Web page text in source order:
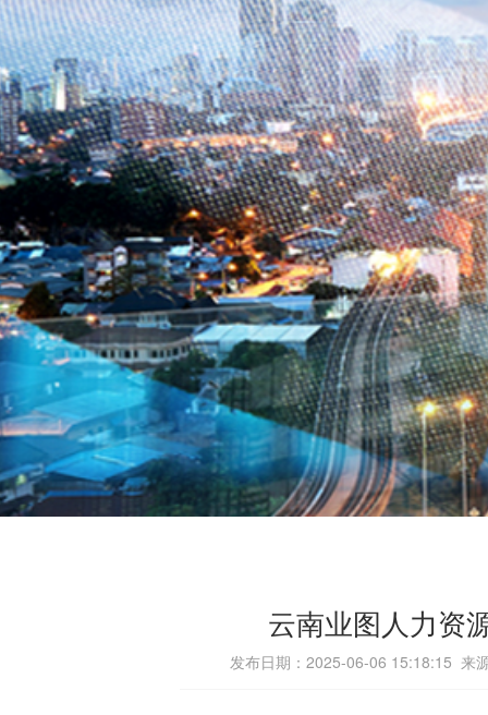
云南业图人力资
发布日期：2025-06-06 15:18:15 来